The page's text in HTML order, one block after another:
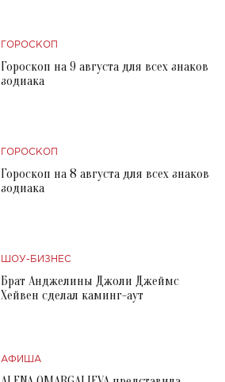
ГОРОСКОП
Гороскоп на 9 августа для всех знаков
зодиака
ГОРОСКОП
Гороскоп на 8 августа для всех знаков
зодиака
ШОУ-БИЗНЕС
Брат Анджелины Джоли Джеймс
Хейвен сделал каминг-аут
АФИША